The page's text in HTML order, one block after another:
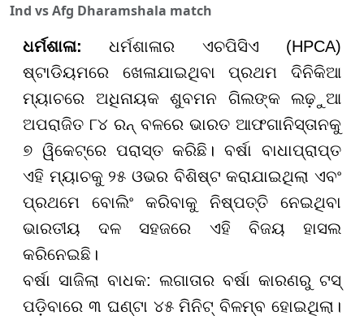
Ind vs Afg Dharamshala match
ଧର୍ମଶାଳା: ଧର୍ମଶାଳାର ଏଚପିସିଏ (HPCA)
ଷ୍ଟାଡିୟମରେ ଖେଳାଯାଇଥିବା ପ୍ରଥମ ଦିନିକିଆ
ମ୍ୟାଚରେ ଅଧିନାୟକ ଶୁବମନ ଗିଲଙ୍କ ଲଢ଼ୁଆ
ଅପରାଜିତ ୮୪ ରନ୍ ବଳରେ ଭାରତ ଆଫଗାନିସ୍ତାନକୁ
୭ ୱିକେଟ୍ରେ ପରାସ୍ତ କରିଛି। ବର୍ଷା ବାଧାପ୍ରାପ୍ତ
ଏହି ମ୍ୟାଚକୁ ୨୫ ଓଭର ବିଶିଷ୍ଟ କରାଯାଇଥିଲା ଏବଂ
ପ୍ରଥମେ ବୋଲିଂ କରିବାକୁ ନିଷ୍ପତ୍ତି ନେଇଥିବା
ଭାରତୀୟ ଦଳ ସହଜରେ ଏହି ବିଜୟ ହାସଲ
କରିନେଇଛି।
ବର୍ଷା ସାଜିଲା ବାଧକ: ଲଗାତାର ବର୍ଷା କାରଣରୁ ଟସ୍
ପଡ଼ିବାରେ ୩ ଘଣ୍ଟା ୪୫ ମିନିଟ୍ ବିଳମ୍ବ ହୋଇଥିଲା।